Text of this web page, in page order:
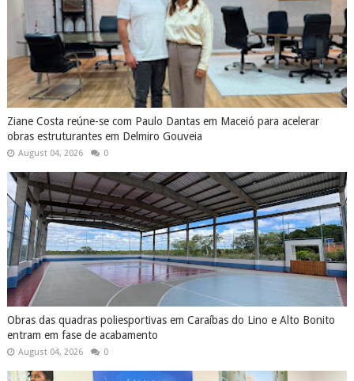
Ziane Costa reúne-se com Paulo Dantas em Maceió para acelerar
obras estruturantes em Delmiro Gouveia
August 04, 2026 0
Obras das quadras poliesportivas em Caraíbas do Lino e Alto Bonito
entram em fase de acabamento
August 04, 2026 0